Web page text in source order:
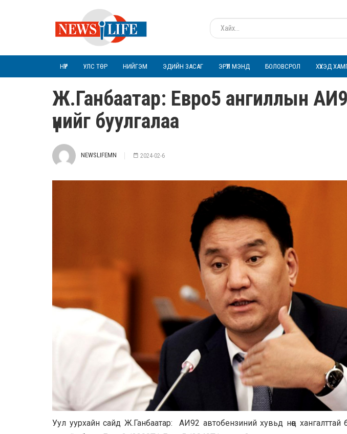
НҮҮР УЛС ТӨР НИЙГЭМ ЭДИЙН ЗАСАГ ЭРҮҮЛ МЭНД БОЛОВСРОЛ ХҮҮХЭД
Ж.Ганбаатар: Евро5 ангиллын
үнийг буулгалаа
NEWSLIFEMN 2024-02-6
Уул уурхайн сайд Ж.Ганбаатар: АИ92 автобензиний хувьд нөөц